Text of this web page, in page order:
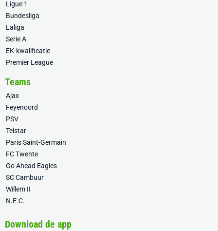
Ligue 1
Bundesliga
Laliga
Serie A
EK-kwalificatie
Premier League
Teams
Ajax
Feyenoord
PSV
Telstar
Paris Saint-Germain
FC Twente
Go Ahead Eagles
SC Cambuur
Willem II
N.E.C.
Download de app